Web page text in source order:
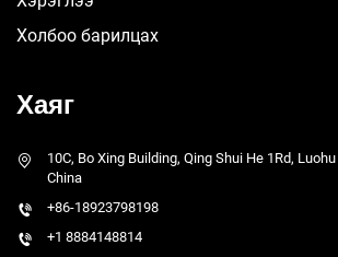
Холбоо барилцах
Хаяг
10C, Bo Xing Building, Qing Shui He 1Rd,
China
+86-18923798198
+1 8884148814